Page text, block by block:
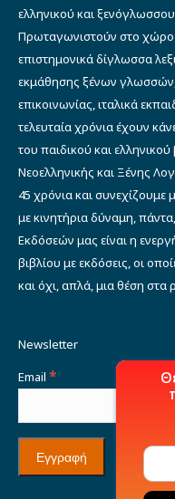
ελληνικού και
Πρωταγωνιστούν στο χώρο
επιστημονικά δίγλωσσα
εκμάθησης ξένων
επικοινωνίας, ιταλικά
τελευταία χρόνια έχουν
του παιδικού και
Νεοελληνικής και Ξένης
45 χρόνια και συνεχίζουμε
με κινητήρια δύναμη,
Εκδόσεών μας είναι η
βιβλίου με εκδόσεις, οι
και όχι, απλά, μια θέση στα
Newsletter
Email *